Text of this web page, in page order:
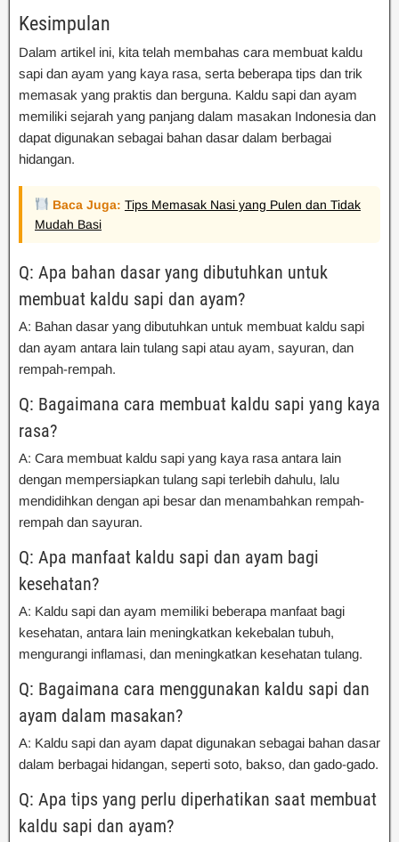
Kesimpulan
Dalam artikel ini, kita telah membahas cara membuat kaldu
sapi dan ayam yang kaya rasa, serta beberapa tips dan trik
memasak yang praktis dan berguna. Kaldu sapi dan ayam
memiliki sejarah yang panjang dalam masakan Indonesia dan
dapat digunakan sebagai bahan dasar dalam berbagai
hidangan.
Baca Juga: Tips Memasak Nasi yang Pulen dan Tidak
Mudah Basi
Q: Apa bahan dasar yang dibutuhkan untuk
membuat kaldu sapi dan ayam?
A: Bahan dasar yang dibutuhkan untuk membuat kaldu sapi
dan ayam antara lain tulang sapi atau ayam, sayuran, dan
rempah-rempah.
Q: Bagaimana cara membuat kaldu sapi yang kaya
rasa?
A: Cara membuat kaldu sapi yang kaya rasa antara lain
dengan mempersiapkan tulang sapi terlebih dahulu, lalu
mendidihkan dengan api besar dan menambahkan rempah-
rempah dan sayuran.
Q: Apa manfaat kaldu sapi dan ayam bagi
kesehatan?
A: Kaldu sapi dan ayam memiliki beberapa manfaat bagi
kesehatan, antara lain meningkatkan kekebalan tubuh,
mengurangi inflamasi, dan meningkatkan kesehatan tulang.
Q: Bagaimana cara menggunakan kaldu sapi dan
ayam dalam masakan?
A: Kaldu sapi dan ayam dapat digunakan sebagai bahan dasar
dalam berbagai hidangan, seperti soto, bakso, dan gado-gado.
Q: Apa tips yang perlu diperhatikan saat membuat
kaldu sapi dan ayam?